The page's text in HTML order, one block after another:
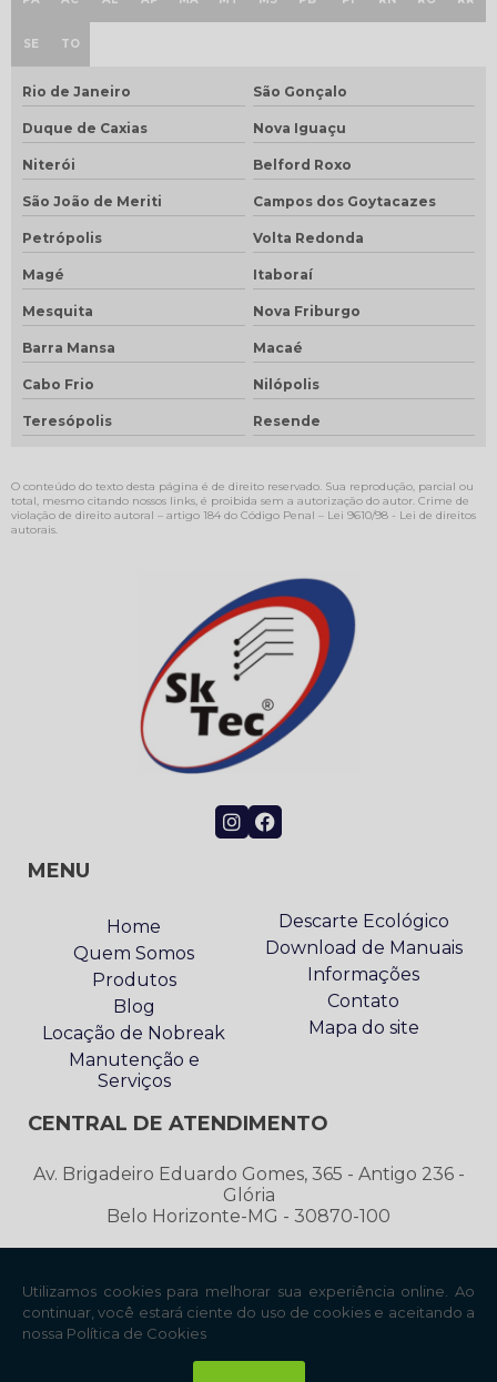
SE TO
Rio de Janeiro São Gonçalo
Duque de Caxias Nova Iguaçu
Niterói Belford Roxo
São João de Meriti Campos dos Goytacazes
Petrópolis Volta Redonda
Magé Itaboraí
Mesquita Nova Friburgo
Barra Mansa Macaé
Cabo Frio Nilópolis
Teresópolis Resende
O conteúdo do texto desta página é de direito reservado. Sua reprodução, parcial ou
total, mesmo citando nossos links, é proibida sem a autorização do autor. Crime de
violação de direito autoral – artigo 184 do Código Penal – Lei 9610/98 - Lei de direitos
autorais.
MENU
Home
Quem Somos
Produtos
Blog
Locação de Nobreak
Manutenção e
Serviços
Descarte Ecológico
Download de Manuais
Informações
Contato
Mapa do site
CENTRAL DE ATENDIMENTO
Av. Brigadeiro Eduardo Gomes, 365 - Antigo 236 -
Glória
Belo Horizonte-MG - 30870-100
contato@sktecenergia.com.br